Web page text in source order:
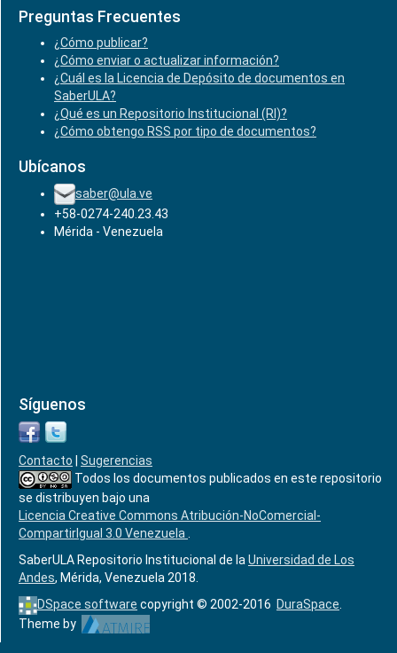
Preguntas Frecuentes
¿Cómo publicar?
¿Cómo enviar o actualizar información?
¿Cuál es la Licencia de Depósito de documentos en
SaberULA?
¿Qué es un Repositorio Institucional (RI)?
¿Cómo obtengo RSS por tipo de documentos?
Ubícanos
saber@ula.ve
+58-0274-240.23.43
Mérida - Venezuela
Síguenos
Contacto
Sugerencias
Todos los documentos publicados en este repositorio
se distribuyen bajo una
Licencia Creative Commons Atribución-NoComercial-
CompartirIgual 3.0 Venezuela
SaberULA Repositorio Institucional de la Universidad de Los
Andes, Mérida, Venezuela 2018.
DSpace software copyright © 2002-2016 DuraSpace
Theme by